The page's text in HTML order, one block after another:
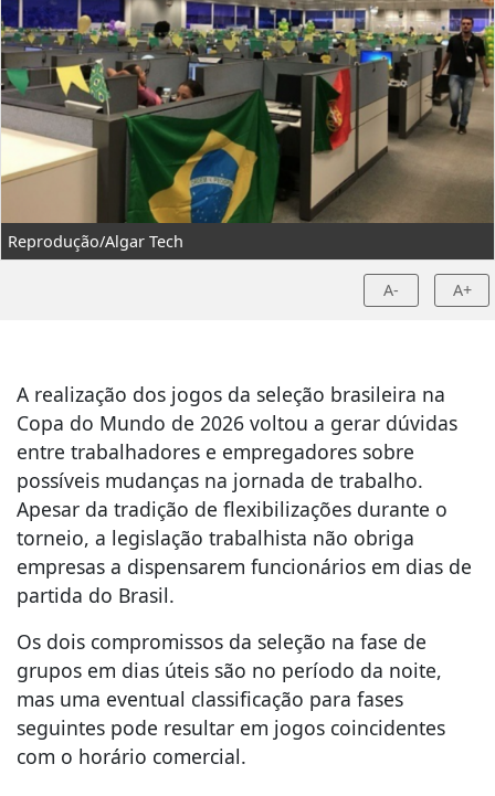
Reprodução/Algar Tech
A- A+
A realização dos jogos da seleção brasileira na
Copa do Mundo de 2026 voltou a gerar dúvidas
entre trabalhadores e empregadores sobre
possíveis mudanças na jornada de trabalho.
Apesar da tradição de flexibilizações durante o
torneio, a legislação trabalhista não obriga
empresas a dispensarem funcionários em dias de
partida do Brasil.
Os dois compromissos da seleção na fase de
grupos em dias úteis são no período da noite,
mas uma eventual classificação para fases
seguintes pode resultar em jogos coincidentes
com o horário comercial.